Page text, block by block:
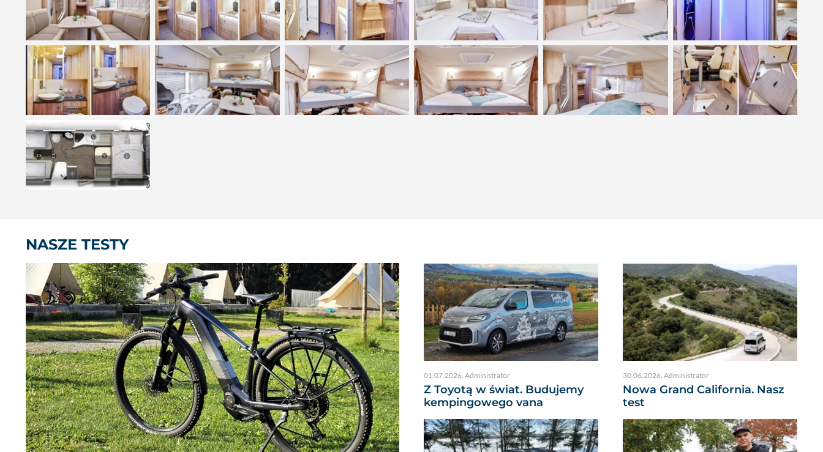
NASZE TESTY
01.07.2026, Administrator
Z Toyotą w świat. Budujemy
kempingowego vana
30.06.2026, Administrator
Nowa Grand California. Nasz
test